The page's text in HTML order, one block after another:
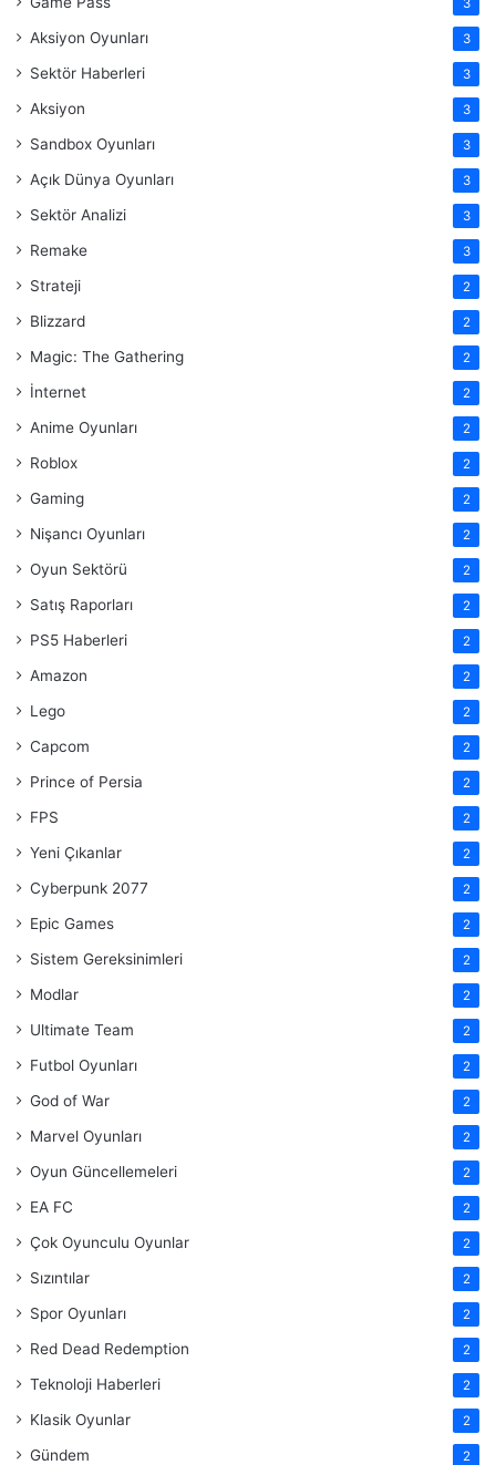
Aksiyon Oyunları 3
Sektör Haberleri 3
Aksiyon 3
Sandbox Oyunları 3
Açık Dünya Oyunları 3
Sektör Analizi 3
Remake 3
Strateji 2
Blizzard 2
Magic: The Gathering 2
İnternet 2
Anime Oyunları 2
Roblox 2
Gaming 2
Nişancı Oyunları 2
Oyun Sektörü 2
Satış Raporları 2
PS5 Haberleri 2
Amazon 2
Lego 2
Capcom 2
Prince of Persia 2
FPS 2
Yeni Çıkanlar 2
Cyberpunk 2077 2
Epic Games 2
Sistem Gereksinimleri 2
Modlar 2
Ultimate Team 2
Futbol Oyunları 2
God of War 2
Marvel Oyunları 2
Oyun Güncellemeleri 2
EA FC 2
Çok Oyunculu Oyunlar 2
Sızıntılar 2
Spor Oyunları 2
Red Dead Redemption 2
Teknoloji Haberleri 2
Klasik Oyunlar 2
Gündem 2